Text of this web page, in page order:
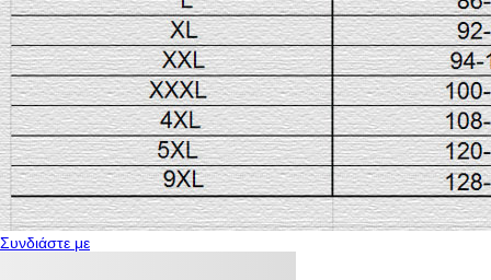
Συνδιάστε με